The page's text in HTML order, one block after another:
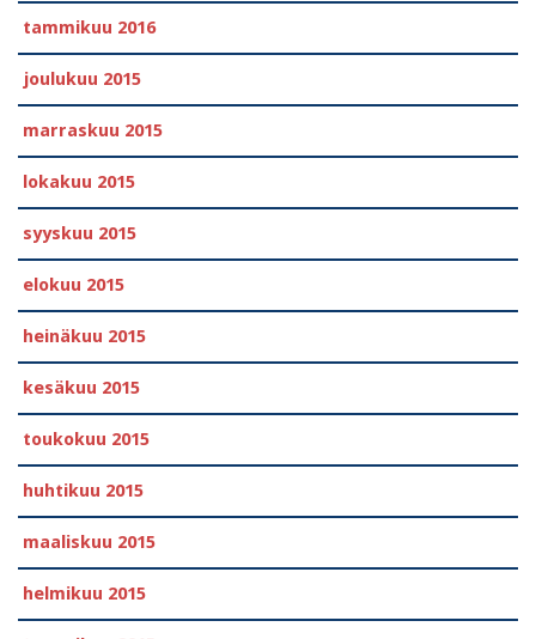
tammikuu 2016
joulukuu 2015
marraskuu 2015
lokakuu 2015
syyskuu 2015
elokuu 2015
heinäkuu 2015
kesäkuu 2015
toukokuu 2015
huhtikuu 2015
maaliskuu 2015
helmikuu 2015